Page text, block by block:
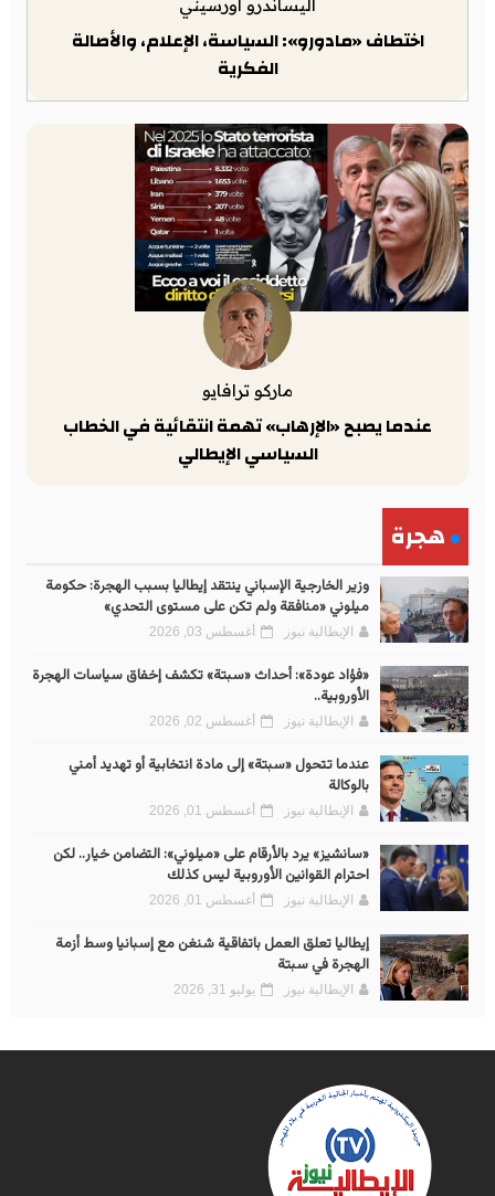
أليساندرو أورسيني
اختطاف «مادورو»: السياسة، الإعلام، والأصالة
الفكرية
ماركو ترافايو
عندما يصبح «الإرهاب» تهمة انتقائية في الخطاب
السياسي الإيطالي
هجرة
وزير الخارجية الإسباني ينتقد إيطاليا بسبب الهجرة: حكومة
ميلوني «منافقة ولم تكن على مستوى التحدي»
الإيطالية نيوز أغسطس 03, 2026
«فؤاد عودة»: أحداث «سبتة» تكشف إخفاق سياسات الهجرة
الأوروبية..
الإيطالية نيوز أغسطس 02, 2026
عندما تتحول «سبتة» إلى مادة انتخابية أو تهديد أمني
بالوكالة
الإيطالية نيوز أغسطس 01, 2026
«سانشيز» يرد بالأرقام على «ميلوني»: التضامن خيار.. لكن
احترام القوانين الأوروبية ليس كذلك
الإيطالية نيوز أغسطس 01, 2026
إيطاليا تعلق العمل باتفاقية شنغن مع إسبانيا وسط أزمة
الهجرة في سبتة
الإيطالية نيوز يوليو 31, 2026